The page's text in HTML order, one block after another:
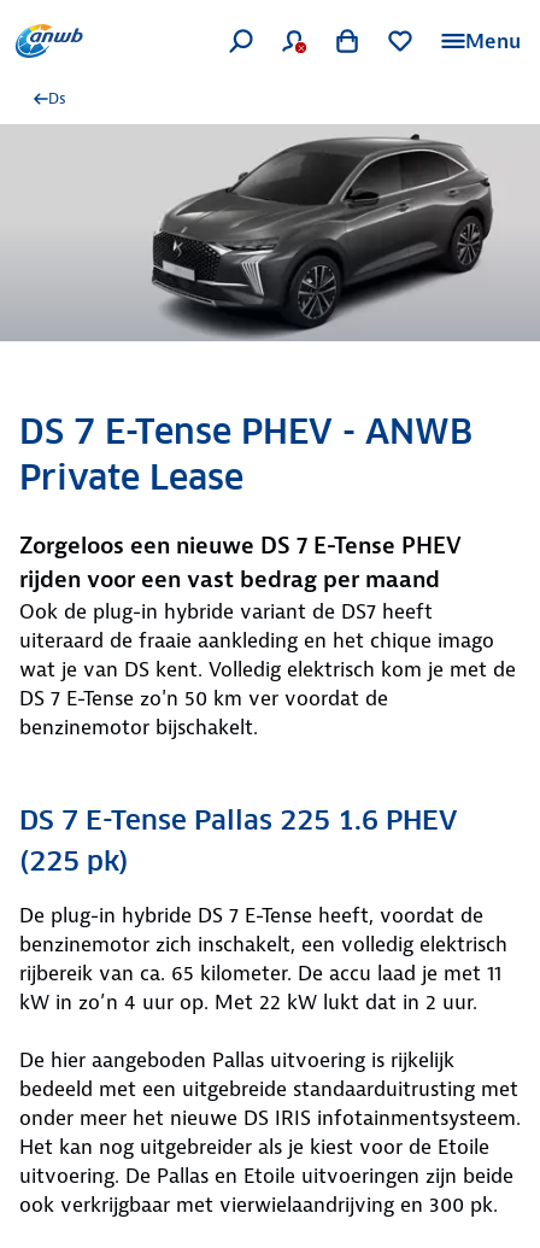
Menu
Ds
DS 7 E-Tense PHEV - ANWB
Private Lease
Zorgeloos een nieuwe DS 7 E-Tense PHEV
rijden voor een vast bedrag per maand
Ook de plug-in hybride variant de DS7 heeft
uiteraard de fraaie aankleding en het chique imago
wat je van DS kent. Volledig elektrisch kom je met de
DS 7 E-Tense zo'n 50 km ver voordat de
benzinemotor bijschakelt.
DS 7 E-Tense Pallas 225 1.6 PHEV
(225 pk)
De plug-in hybride DS 7 E-Tense heeft, voordat de
benzinemotor zich inschakelt, een volledig elektrisch
rijbereik van ca. 65 kilometer. De accu laad je met 11
kW in zo’n 4 uur op. Met 22 kW lukt dat in 2 uur.
De hier aangeboden Pallas uitvoering is rijkelijk
bedeeld met een uitgebreide standaarduitrusting met
onder meer het nieuwe DS IRIS infotainmentsysteem.
Het kan nog uitgebreider als je kiest voor de Etoile
uitvoering. De Pallas en Etoile uitvoeringen zijn beide
ook verkrijgbaar met vierwielaandrijving en 300 pk.